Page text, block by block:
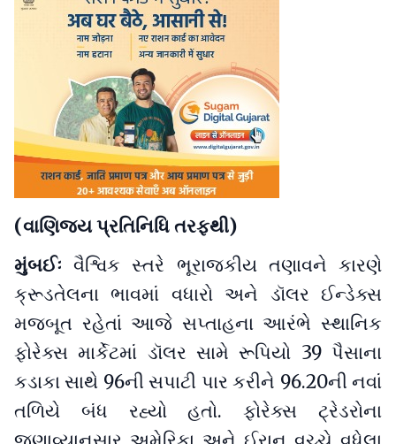
(વાણિજ્ય પ્રતિનિધિ તરફથી)
મુંબઈઃ વૈશ્વિક સ્તરે ભૂરાજકીય તણાવને કારણે
ક્રૂડતેલના ભાવમાં વધારો અને ડૉલર ઈન્ડેક્સ
મજબૂત રહેતાં આજે સપ્તાહના આરંભે સ્થાનિક
ફોરેક્સ માર્કેટમાં ડૉલર સામે રૂપિયો 39 પૈસાના
કડાકા સાથે 96ની સપાટી પાર કરીને 96.20ની નવાં
તળિયે બંધ રહ્યો હતો. ફોરેક્સ ટ્રેડરોના